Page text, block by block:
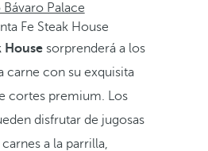
Palace
Fe Steak House
Housesorprenderá a los
carne con su exquisita
cortes premium. Los
disfrutar de jugosas
a la parrilla,